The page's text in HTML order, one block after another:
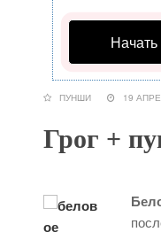
ПУНШИ 19
Грог +